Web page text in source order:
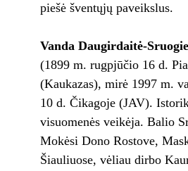
piešė šventųjų paveikslus.
Vanda Daugirdaitė-
(1899 m. rugpjūčio 16 d.
(Kaukazas), mirė 1997 m.
10 d. Čikagoje (JAV).
visuomenės veikėja. Balio
Mokėsi Dono Rostove,
Šiauliuose, vėliau dirbo